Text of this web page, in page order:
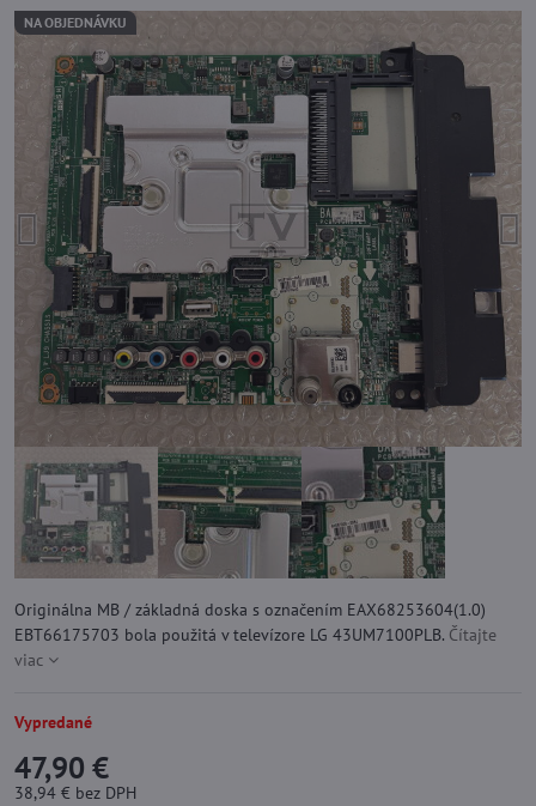
NA OBJEDNÁVKU
Originálna MB / základná doska s označením EAX68253604(1.0)
EBT66175703 bola použitá v televízore LG 43UM7100PLB. Čítajte
viac
Vypredané
47,90 €
38,94 € bez DPH